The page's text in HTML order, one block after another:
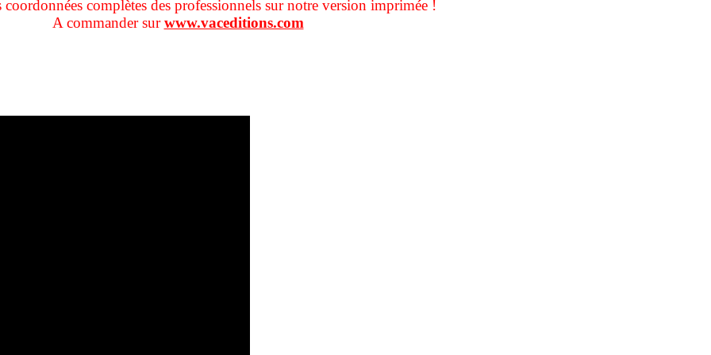
coordonnées complètes des professionnels sur notre version imprimée !
A commander surwww.vaceditions.com